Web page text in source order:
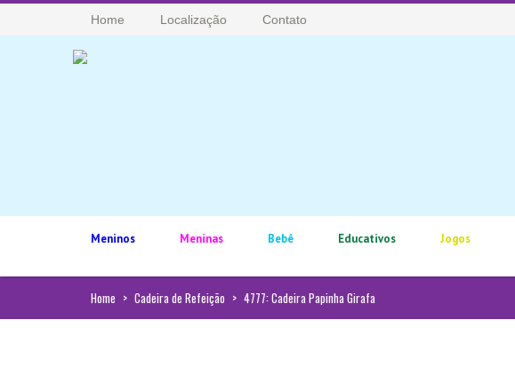
Home Localização Contato
Meninos Meninas Bebê Educativos Jogos
Home > Cadeira de Refeição > 4777: Cadeira Papinha Girafa